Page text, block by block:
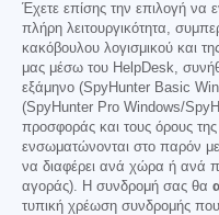
Έχετε επίσης την επιλογή να
πλήρη λειτουργικότητα,
κακόβουλου λογισμικού και
μας μέσω του HelpDesk,
εξάμηνο (SpyHunter Basic
(SpyHunter Pro Windows/
προσφοράς και τους όρους
ενσωματώνονται στο παρόν
να διαφέρει ανά χώρα ή ανά
αγοράς). Η συνδρομή σας θα
τυπική χρέωση συνδρομής που